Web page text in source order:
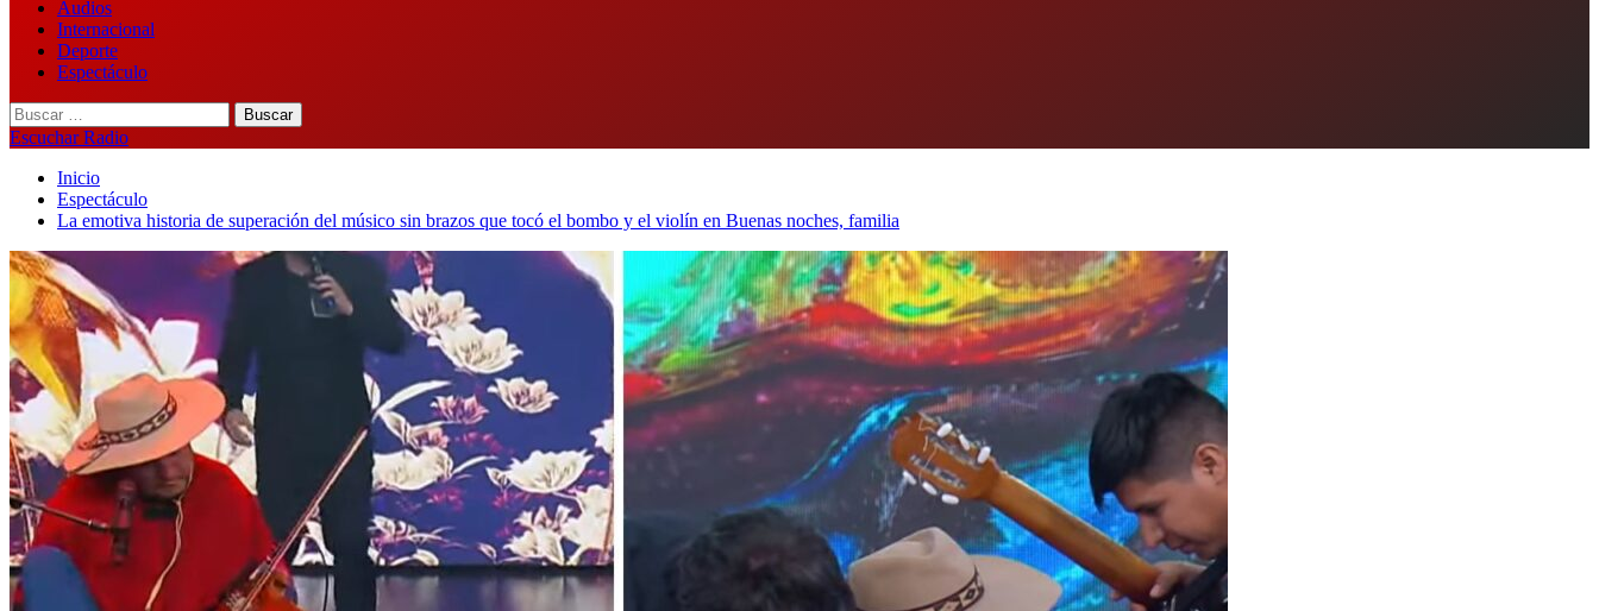
Audios
Internacional
Deporte
Espectáculo
Buscar:
Escuchar Radio
Inicio
Espectáculo
La emotiva historia de superación del músico sin brazos que tocó el bombo y el violín en Buenas noches, familia